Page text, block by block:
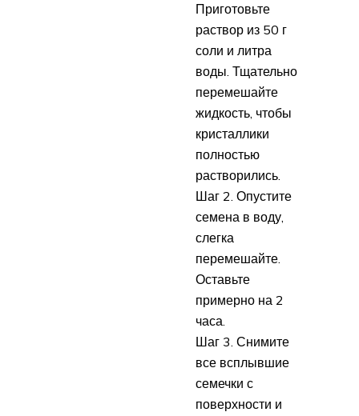
Приготовьте
раствор из 50 г
соли и литра
воды. Тщательно
перемешайте
жидкость, чтобы
кристаллики
полностью
растворились.
Шаг 2. Опустите
семена в воду,
слегка
перемешайте.
Оставьте
примерно на 2
часа.
Шаг 3. Снимите
все всплывшие
семечки с
поверхности и